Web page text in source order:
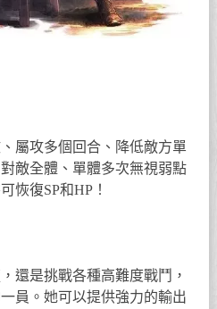
屬攻多個回合、降低敵方單
敵全體、單體多次無視弱點
恢復SP和HP！
還是挑戰各種高難度戰鬥，
員。她可以提供強力的輸出